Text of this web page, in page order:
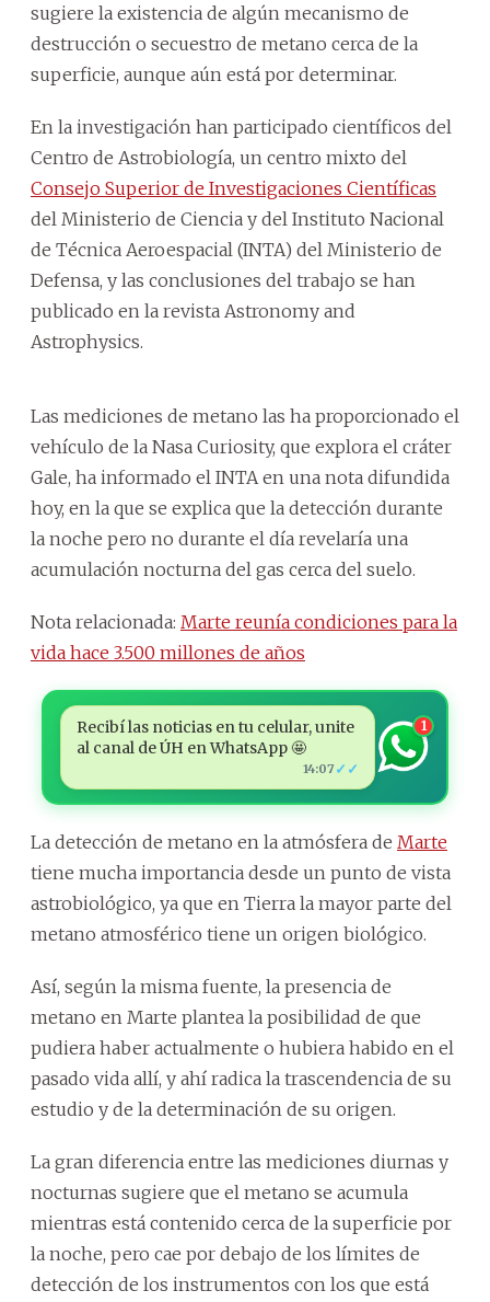
sugiere la existencia de algún mecanismo de
destrucción o secuestro de metano cerca de la
superficie, aunque aún está por determinar.
En la investigación han participado científicos del
Centro de Astrobiología, un centro mixto del
Consejo Superior de Investigaciones Científicas
del Ministerio de Ciencia y del Instituto Nacional
de Técnica Aeroespacial (INTA) del Ministerio de
Defensa, y las conclusiones del trabajo se han
publicado en la revista Astronomy and
Astrophysics.
Las mediciones de metano las ha proporcionado el
vehículo de la Nasa Curiosity, que explora el cráter
Gale, ha informado el INTA en una nota difundida
hoy, en la que se explica que la detección durante
la noche pero no durante el día revelaría una
acumulación nocturna del gas cerca del suelo.
Nota relacionada: Marte reunía condiciones para la
vida hace 3.500 millones de años
Recibí las noticias en tu celular, unite
al canal de ÚH en WhatsApp 🤩
14:07 ✓✓
1
La detección de metano en la atmósfera de Marte
tiene mucha importancia desde un punto de vista
astrobiológico, ya que en Tierra la mayor parte del
metano atmosférico tiene un origen biológico.
Así, según la misma fuente, la presencia de
metano en Marte plantea la posibilidad de que
pudiera haber actualmente o hubiera habido en el
pasado vida allí, y ahí radica la trascendencia de su
estudio y de la determinación de su origen.
La gran diferencia entre las mediciones diurnas y
nocturnas sugiere que el metano se acumula
mientras está contenido cerca de la superficie por
la noche, pero cae por debajo de los límites de
detección de los instrumentos con los que está